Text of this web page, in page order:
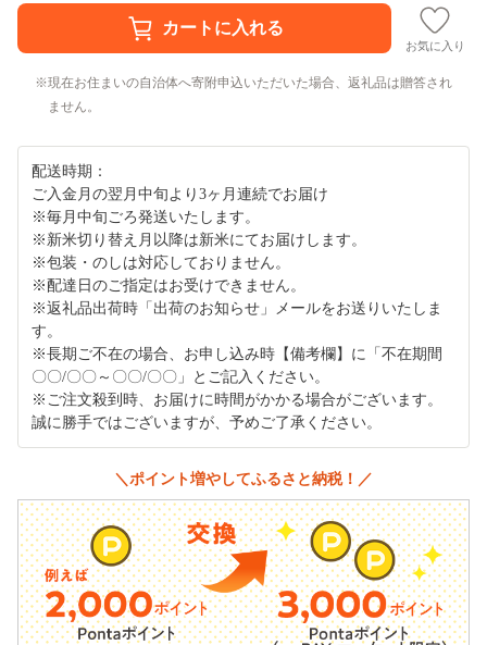
お気に入り
現在お住まいの自治体へ寄附申込いただいた場合、返礼品は贈答され
ません。
配送時期：
ご入金月の翌月中旬より3ヶ月連続でお届け
※毎月中旬ごろ発送いたします。
※新米切り替え月以降は新米にてお届けします。
※包装・のしは対応しておりません。
※配達日のご指定はお受けできません。
※返礼品出荷時「出荷のお知らせ」メールをお送りいたしま
す。
※長期ご不在の場合、お申し込み時【備考欄】に「不在期間
〇〇/〇〇～〇〇/〇〇」とご記入ください。
※ご注文殺到時、お届けに時間がかかる場合がございます。
誠に勝手ではございますが、予めご了承ください。
＼ポイント増やしてふるさと納税！／